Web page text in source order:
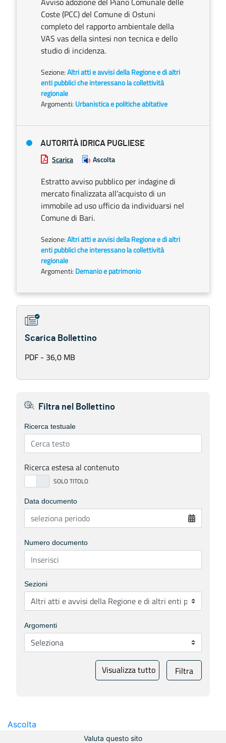
Coste (PCC) del Comune di Ostuni
completo del rapporto ambientale della
VAS vas della sintesi non tecnica e dello
studio di incidenza.
Sezione:Altri atti e avvisi della Regione e di altri
enti pubblici che interessano la collettività
regionale
Argomenti: Urbanistica e politiche abitative
AUTORITÀ IDRICA PUGLIESE
Scarica Ascolta
Estratto avviso pubblico per indagine di
mercato finalizzata all’acquisto di un
immobile ad uso ufficio da individuarsi nel
Comune di Bari.
Sezione:Altri atti e avvisi della Regione e di altri
enti pubblici che interessano la collettività
regionale
Argomenti: Demanio e patrimonio
Scarica Bollettino
PDF - 36,0 MB
Filtra nel Bollettino
Ricerca testuale
Ricerca estesa al contenuto
Data documento
Numero documento
Sezioni
Argomenti
Visualizza tutto Filtra
Ascolta
Valuta questo sito